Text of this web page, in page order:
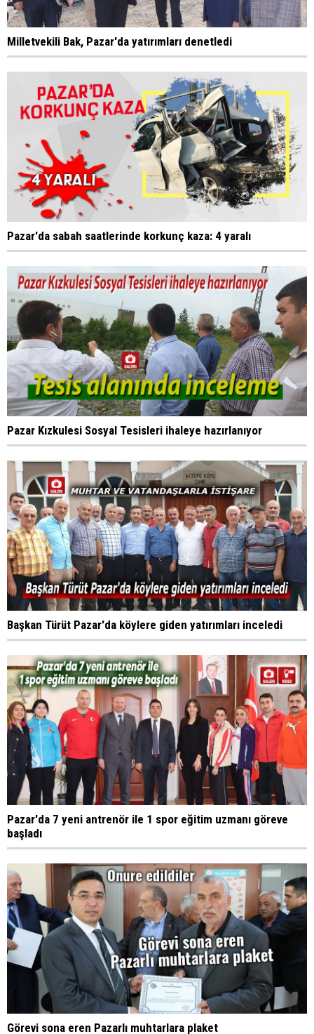
Milletvekili Bak, Pazar'da yatırımları denetledi
Pazar'da sabah saatlerinde korkunç kaza: 4 yaralı
Pazar Kızkulesi Sosyal Tesisleri ihaleye hazırlanıyor
Başkan Türüt Pazar'da köylere giden yatırımları inceledi
Pazar'da 7 yeni antrenör ile 1 spor eğitim uzmanı göreve
başladı
Görevi sona eren Pazarlı muhtarlara plaket